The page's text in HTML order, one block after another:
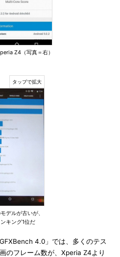
Z4（写真＝右）
デルが古いが、
キング1位だ
4.0」では、多くのテス
のフレーム数が、Xperia Z4より